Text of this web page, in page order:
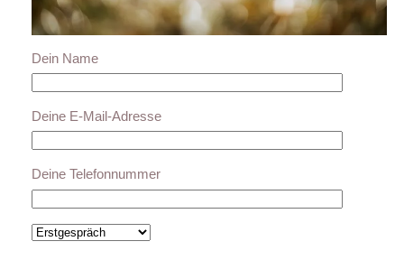
Dein Name
Deine E-Mail-Adresse
Deine Telefonnummer